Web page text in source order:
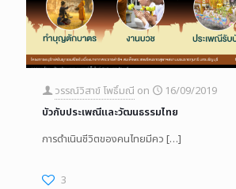
วรรณ์วิสาข์ โพธิ์มณี on
16/09/2019
บัวกับประเพณีและวัฒนธรรมไทย
การดำเนินชีวิตของคนไทยมีคว […]
3